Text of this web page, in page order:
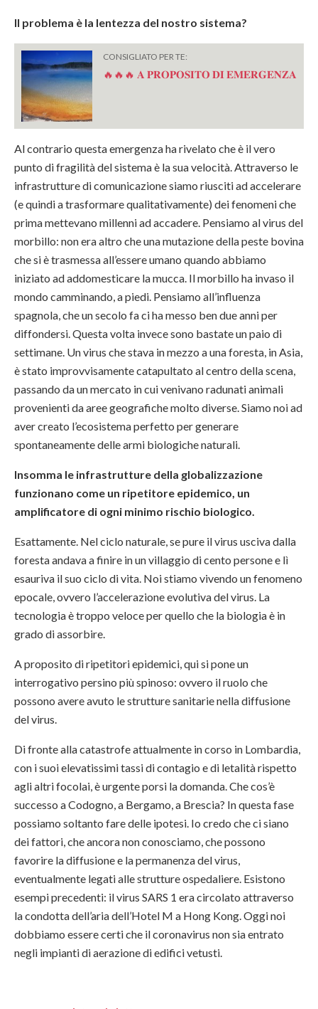
Il problema è la lentezza del nostro sistema?
CONSIGLIATO PER TE:
🔥🔥🔥 𝐀 𝐏𝐑𝐎𝐏𝐎𝐒𝐈𝐓𝐎 𝐃𝐈 𝐄𝐌𝐄𝐑𝐆𝐄𝐍𝐙𝐀
Al contrario questa emergenza ha rivelato che è il vero
punto di fragilità del sistema è la sua velocità. Attraverso le
infrastrutture di comunicazione siamo riusciti ad accelerare
(e quindi a trasformare qualitativamente) dei fenomeni che
prima mettevano millenni ad accadere. Pensiamo al virus del
morbillo: non era altro che una mutazione della peste bovina
che si è trasmessa all’essere umano quando abbiamo
iniziato ad addomesticare la mucca. Il morbillo ha invaso il
mondo camminando, a piedi. Pensiamo all’influenza
spagnola, che un secolo fa ci ha messo ben due anni per
diffondersi. Questa volta invece sono bastate un paio di
settimane. Un virus che stava in mezzo a una foresta, in Asia,
è stato improvvisamente catapultato al centro della scena,
passando da un mercato in cui venivano radunati animali
provenienti da aree geografiche molto diverse. Siamo noi ad
aver creato l’ecosistema perfetto per generare
spontaneamente delle armi biologiche naturali.
Insomma le infrastrutture della globalizzazione
funzionano come un ripetitore epidemico, un
amplificatore di ogni minimo rischio biologico.
Esattamente. Nel ciclo naturale, se pure il virus usciva dalla
foresta andava a finire in un villaggio di cento persone e lì
esauriva il suo ciclo di vita. Noi stiamo vivendo un fenomeno
epocale, ovvero l’accelerazione evolutiva del virus. La
tecnologia è troppo veloce per quello che la biologia è in
grado di assorbire.
A proposito di ripetitori epidemici, qui si pone un
interrogativo persino più spinoso: ovvero il ruolo che
possono avere avuto le strutture sanitarie nella diffusione
del virus.
Di fronte alla catastrofe attualmente in corso in Lombardia,
con i suoi elevatissimi tassi di contagio e di letalità rispetto
agli altri focolai, è urgente porsi la domanda. Che cos’è
successo a Codogno, a Bergamo, a Brescia? In questa fase
possiamo soltanto fare delle ipotesi. Io credo che ci siano
dei fattori, che ancora non conosciamo, che possono
favorire la diffusione e la permanenza del virus,
eventualmente legati alle strutture ospedaliere. Esistono
esempi precedenti: il virus SARS 1 era circolato attraverso
la condotta dell’aria dell’Hotel M a Hong Kong. Oggi noi
dobbiamo essere certi che il coronavirus non sia entrato
negli impianti di aerazione di edifici vetusti.